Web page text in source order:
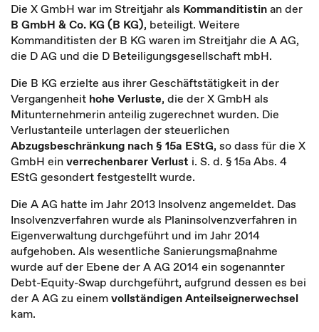
Die X GmbH war im Streitjahr als Kommanditistinan der
B GmbH & Co. KG (B KG), beteiligt. Weitere
Kommanditisten der B KG waren im Streitjahr die A AG,
die D AG und die D Beteiligungsgesellschaft mbH.
Die B KG erzielte aus ihrer Geschäftstätigkeit in der
Vergangenheit hohe Verluste, die der X GmbH als
Mitunternehmerin anteilig zugerechnet wurden. Die
Verlustanteile unterlagen der steuerlichen
Abzugsbeschränkung nach § 15a EStG, so dass für die X
GmbH einverrechenbarer Verlust i. S. d. § 15a Abs. 4
EStG gesondert festgestellt wurde.
Die A AG hatte im Jahr 2013 Insolvenz angemeldet. Das
Insolvenzverfahren wurde als Planinsolvenzverfahren in
Eigenverwaltung durchgeführt und im Jahr 2014
aufgehoben. Als wesentliche Sanierungsmaßnahme
wurde auf der Ebene der A AG 2014 ein sogenannter
Debt-Equity-Swap durchgeführt, aufgrund dessen es bei
der A AG zu einemvollständigen Anteilseignerwechsel
kam.